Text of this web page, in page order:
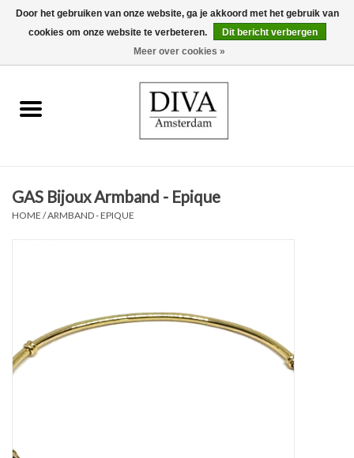
0 Artikelen - €0,00
Oorbellen
Ringen
Accessoires
GAS Bijoux Armband - Epique
HOME /ARMBAND - EPIQUE
Door het gebruiken van onze website, ga je akkoord met het gebruik van
cookies om onze website te verbeteren.
Dit bericht verbergen
Meer over cookies »